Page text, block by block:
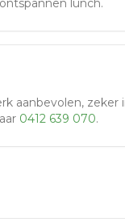
lunch.
aanbevolen,
0412 639 070.